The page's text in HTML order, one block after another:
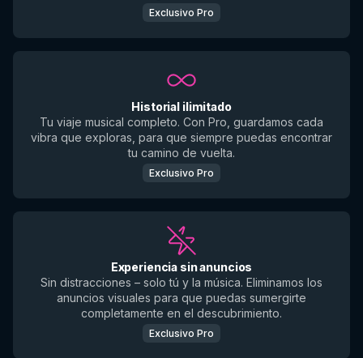
Exclusivo Pro
Historial ilimitado
Tu viaje musical completo. Con Pro, guardamos cada
vibra que exploras, para que siempre puedas encontrar
tu camino de vuelta.
Exclusivo Pro
Experiencia sin anuncios
Sin distracciones – solo tú y la música. Eliminamos los
anuncios visuales para que puedas sumergirte
completamente en el descubrimiento.
Exclusivo Pro